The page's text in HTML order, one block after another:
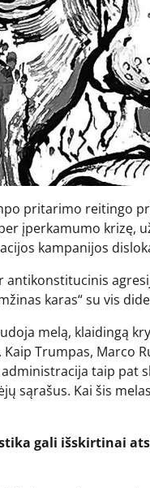
pritarimo reitingo
įperkamumo krizę,
kampanijos
karas“ su vis
melą, klaidingą
Trumpas, Marco
taip pat
sąrašus. Kai šis
gali išskirtinai